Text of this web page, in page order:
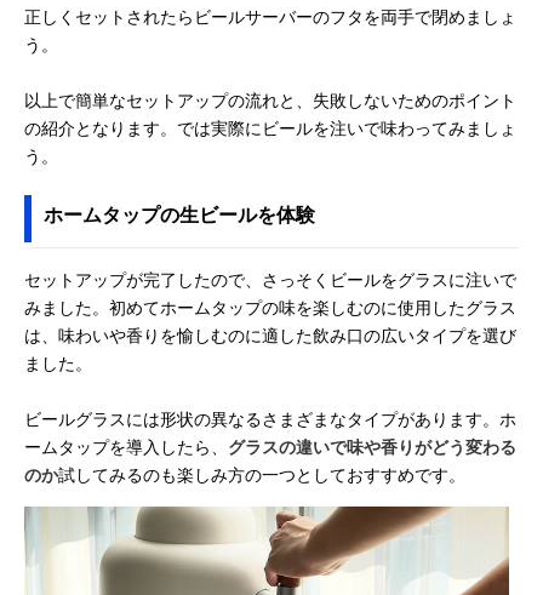
正しくセットされたらビールサーバーのフタを両手で閉めましょ
う。
以上で簡単なセットアップの流れと、失敗しないためのポイント
の紹介となります。では実際にビールを注いで味わってみましょ
う。
ホームタップの生ビールを体験
セットアップが完了したので、さっそくビールをグラスに注いで
みました。初めてホームタップの味を楽しむのに使用したグラス
は、味わいや香りを愉しむのに適した飲み口の広いタイプを選び
ました。
ビールグラスには形状の異なるさまざまなタイプがあります。ホ
ームタップを導入したら、 グラスの違いで味や香りがどう変わる
のか試してみるのも楽しみ方の一つとしておすすめです。